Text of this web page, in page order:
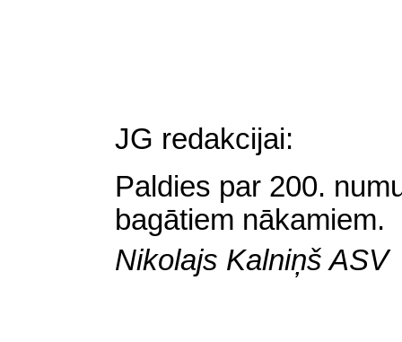
JG redakcijai:
Paldies par 200.
bagātiem nākamiem.
Nikolajs Kalniņš ASV